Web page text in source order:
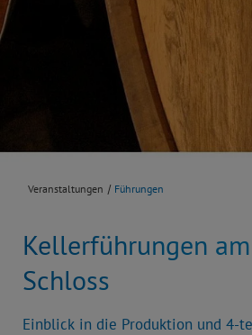
Veranstaltungen Führungen
Kellerführungen
Schloss
Einblick in die Produktion und 4-